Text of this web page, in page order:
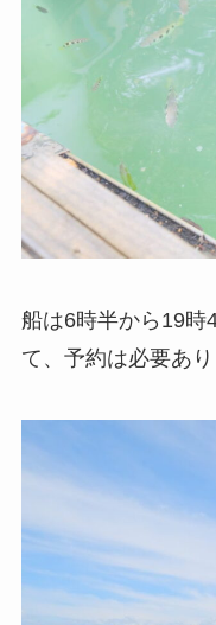
船は6時半から19時
て、予約は必要あり